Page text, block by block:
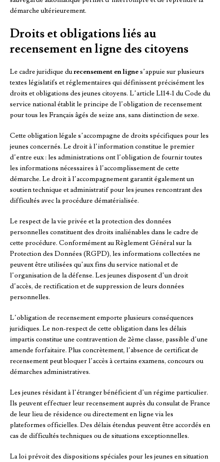
démarche ultérieurement.
Droits et obligations liés au
recensement en ligne des citoyens
Le cadre juridique durecensement en lignes’appuie sur plusieurs
textes législatifs et réglementaires qui définissent précisément les
droits et obligations des jeunes citoyens. L’article L114-1 du Code du
service national établit le principe de l’obligation de recensement
pour tous les Français âgés de seize ans, sans distinction de sexe.
Cette obligation légale s’accompagne de droits spécifiques pour les
jeunes concernés. Le droit à l’information constitue le premier
d’entre eux : les administrations ont l’obligation de fournir toutes
les informations nécessaires à l’accomplissement de cette
démarche. Le droit à l’accompagnement garantit également un
soutien technique et administratif pour les jeunes rencontrant des
difficultés avec la procédure dématérialisée.
Le respect de la vie privée et la protection des données
personnelles constituent des droits inaliénables dans le cadre de
cette procédure. Conformément au Règlement Général sur la
Protection des Données (RGPD), les informations collectées ne
peuvent être utilisées qu’aux fins du service national et de
l’organisation de la défense. Les jeunes disposent d’un droit
d’accès, de rectification et de suppression de leurs données
personnelles.
L’obligation de recensement emporte plusieurs conséquences
juridiques. Le non-respect de cette obligation dans les délais
impartis constitue une contravention de 2ème classe, passible d’une
amende forfaitaire. Plus concrètement, l’absence de certificat de
recensement peut bloquer l’accès à certains examens, concours ou
démarches administratives.
Les jeunes résidant à l’étranger bénéficient d’un régime particulier.
Ils peuvent effectuer leur recensement auprès du consulat de France
de leur lieu de résidence ou directement en ligne via les
plateformes officielles. Des délais étendus peuvent être accordés en
cas de difficultés techniques ou de situations exceptionnelles.
La loi prévoit des dispositions spéciales pour les jeunes en situation